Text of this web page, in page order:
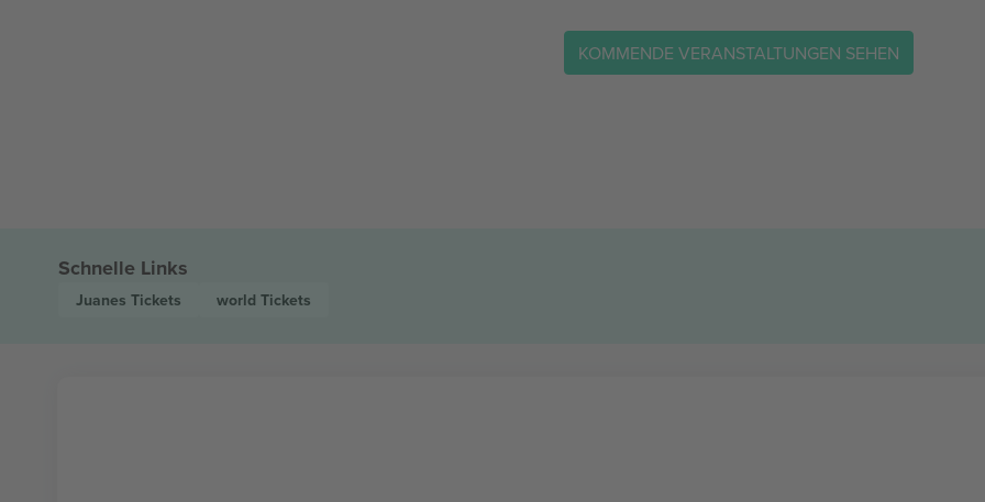
KOMMENDE VERANSTALTUNGEN SEHEN
Schnelle Links
Juanes Tickets world Tickets